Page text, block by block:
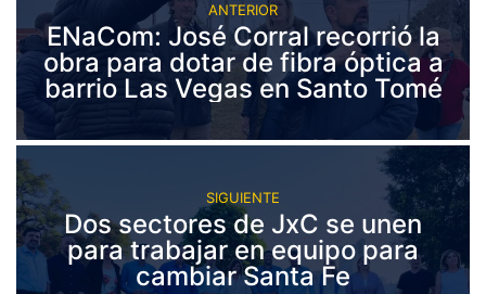
ANTERIOR
ENaCom: José Corral recorrió la
obra para dotar de fibra óptica a
barrio Las Vegas en Santo Tomé
SIGUIENTE
Dos sectores de JxC se unen
para trabajar en equipo para
cambiar Santa Fe